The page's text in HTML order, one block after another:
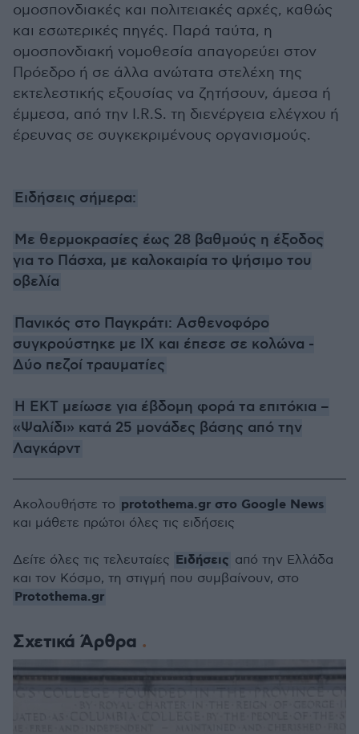
ομοσπονδιακές και πολιτειακές αρχές, καθώς
και εσωτερικές πηγές. Παρά ταύτα, η
ομοσπονδιακή νομοθεσία απαγορεύει στον
Πρόεδρο ή σε άλλα ανώτατα στελέχη της
εκτελεστικής εξουσίας να ζητήσουν, άμεσα ή
έμμεσα, από την I.R.S. τη διενέργεια ελέγχου ή
έρευνας σε συγκεκριμένους οργανισμούς.
Ειδήσεις σήμερα:
Με θερμοκρασίες έως 28 βαθμούς η έξοδος
για το Πάσχα, με καλοκαιρία το ψήσιμο του
οβελία
Πανικός στο Παγκράτι: Ασθενοφόρο
συγκρούστηκε με ΙΧ και έπεσε σε κολώνα -
Δύο πεζοί τραυματίες
H EKT μείωσε για έβδομη φορά τα επιτόκια –
«Ψαλίδι» κατά 25 μονάδες βάσης από την
Λαγκάρντ
Σχετικά Άρθρα
Ακολουθήστε το protothema.gr στο Google News
και μάθετε πρώτοι όλες τις ειδήσεις
Δείτε όλες τις τελευταίες Ειδήσεις από την Ελλάδα
και τον Κόσμο, τη στιγμή που συμβαίνουν, στο
Protothema.gr